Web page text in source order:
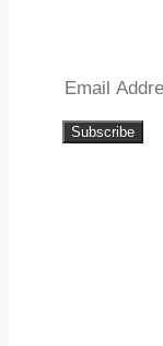
Subscribe